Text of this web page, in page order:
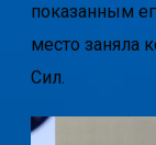
показанным
место заняла
Сил.